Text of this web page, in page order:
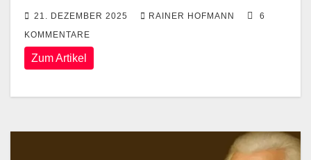
21. DEZEMBER 2025 RAINER HOFMANN
6
KOMMENTARE
Zum Artikel